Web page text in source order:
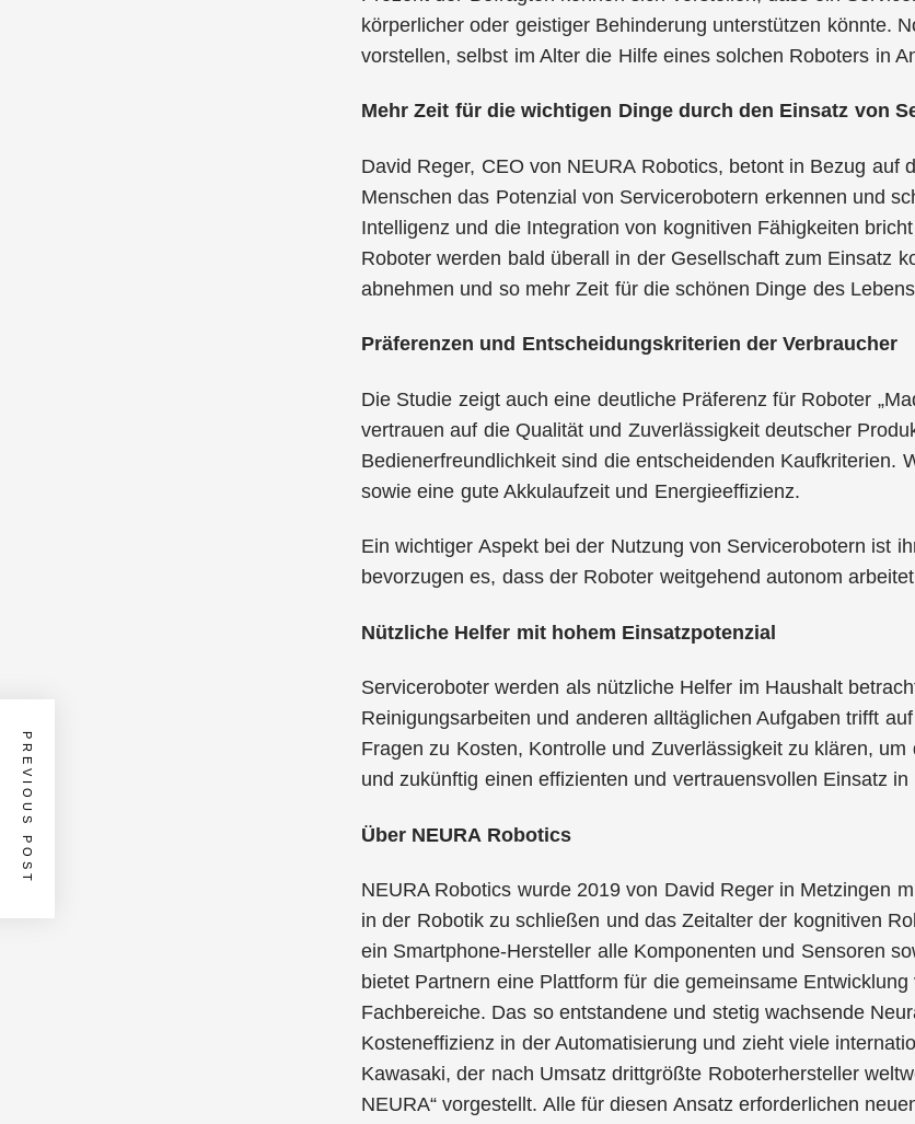
körperlicher oder geistiger Behinderung unterstützen könnte.
vorstellen, selbst im Alter die Hilfe eines solchen Roboters in
Mehr Zeit für die wichtigen Dinge durch den Einsatz von
David Reger, CEO von NEURA Robotics, betont in Bezug auf
Menschen das Potenzial von Servicerobotern erkennen und
Intelligenz und die Integration von kognitiven Fähigkeiten
Roboter werden bald überall in der Gesellschaft zum Einsatz
abnehmen und so mehr Zeit für die schönen Dinge des
Präferenzen und Entscheidungskriterien der Verbraucher
Die Studie zeigt auch eine deutliche Präferenz für Roboter
vertrauen auf die Qualität und Zuverlässigkeit deutscher
Bedienerfreundlichkeit sind die entscheidenden Kaufkriterien.
sowie eine gute Akkulaufzeit und Energieeffizienz.
Ein wichtiger Aspekt bei der Nutzung von Servicerobotern ist
bevorzugen es, dass der Roboter weitgehend autonom
Nützliche Helfer mit hohem Einsatzpotenzial
Serviceroboter werden als nützliche Helfer im Haushalt
Reinigungsarbeiten und anderen alltäglichen Aufgaben trifft
Fragen zu Kosten, Kontrolle und Zuverlässigkeit zu klären,
und zukünftig einen effizienten und vertrauensvollen Einsatz
Über NEURA Robotics
NEURA Robotics wurde 2019 von David Reger in Metzingen
in der Robotik zu schließen und das Zeitalter der kognitiven
ein Smartphone-Hersteller alle Komponenten und Sensoren
bietet Partnern eine Plattform für die gemeinsame
Fachbereiche. Das so entstandene und stetig wachsende
Kosteneffizienz in der Automatisierung und zieht viele
Kawasaki, der nach Umsatz drittgrößte Roboterhersteller
NEURA“ vorgestellt. Alle für diesen Ansatz erforderlichen
PREVIOUS POST